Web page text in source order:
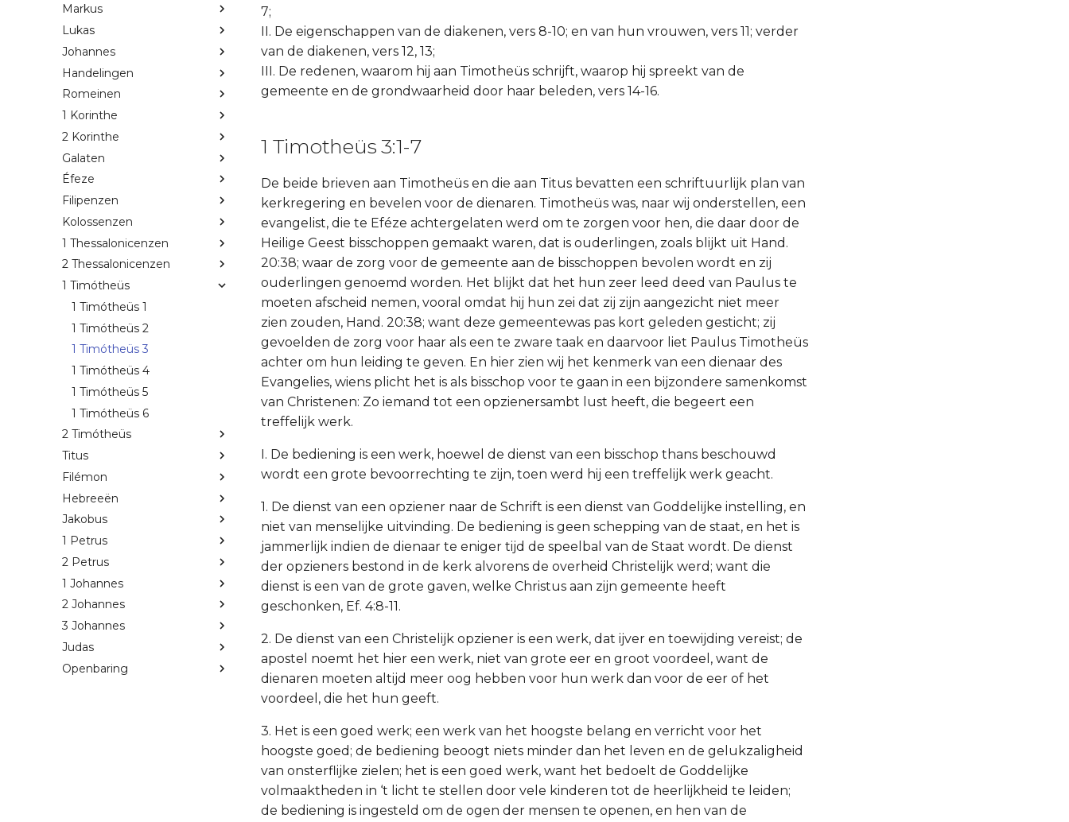
Markus
Lukas
Johannes
Handelingen
Romeinen
1 Korinthe
2 Korinthe
Galaten
Éfeze
Filipenzen
Kolossenzen
1 Thessalonicenzen
2 Thessalonicenzen
1 Timótheüs
1 Timótheüs 1
1 Timótheüs 2
1 Timótheüs 3
1 Timótheüs 4
1 Timótheüs 5
1 Timótheüs 6
2 Timótheüs
Titus
Filémon
Hebreeën
Jakobus
1 Petrus
2 Petrus
1 Johannes
2 Johannes
3 Johannes
Judas
Openbaring
7;
II. De eigenschappen van de diakenen, vers 8-10; en van hun vrouwen, vers 11; verder
van de diakenen, vers 12, 13;
III. De redenen, waarom hij aan Timotheüs schrijft, waarop hij spreekt van de
gemeente en de grondwaarheid door haar beleden, vers 14-16.
1 Timotheüs 3:1-7
De beide brieven aan Timotheüs en die aan Titus bevatten een schriftuurlijk plan van
kerkregering en bevelen voor de dienaren. Timotheüs was, naar wij onderstellen, een
evangelist, die te Eféze achtergelaten werd om te zorgen voor hen, die daar door de
Heilige Geest bisschoppen gemaakt waren, dat is ouderlingen, zoals blijkt uit Hand.
20:38; waar de zorg voor de gemeente aan de bisschoppen bevolen wordt en zij
ouderlingen genoemd worden. Het blijkt dat het hun zeer leed deed van Paulus te
moeten afscheid nemen, vooral omdat hij hun zei dat zij zijn aangezicht niet meer
zien zouden, Hand. 20:38; want deze gemeentewas pas kort geleden gesticht; zij
gevoelden de zorg voor haar als een te zware taak en daarvoor liet Paulus Timotheüs
achter om hun leiding te geven. En hier zien wij het kenmerk van een dienaar des
Evangelies, wiens plicht het is als bisschop voor te gaan in een bijzondere samenkomst
van Christenen: Zo iemand tot een opzienersambt lust heeft, die begeert een
treffelijk werk.
I. De bediening is een werk, hoewel de dienst van een bisschop thans beschouwd
wordt een grote bevoorrechting te zijn, toen werd hij een treffelijk werk geacht.
1. De dienst van een opziener naar de Schrift is een dienst van Goddelijke instelling, en
niet van menselijke uitvinding. De bediening is geen schepping van de staat, en het is
jammerlijk indien de dienaar te eniger tijd de speelbal van de Staat wordt. De dienst
der opzieners bestond in de kerk alvorens de overheid Christelijk werd; want die
dienst is een van de grote gaven, welke Christus aan zijn gemeente heeft
geschonken, Ef. 4:8-11.
2. De dienst van een Christelijk opziener is een werk, dat ijver en toewijding vereist; de
apostel noemt het hier een werk, niet van grote eer en groot voordeel, want de
dienaren moeten altijd meer oog hebben voor hun werk dan voor de eer of het
voordeel, die het hun geeft.
3. Het is een goed werk; een werk van het hoogste belang en verricht voor het
hoogste goed; de bediening beoogt niets minder dan het leven en de gelukzaligheid
van onsterflijke zielen; het is een goed werk, want het bedoelt de Goddelijke
volmaaktheden in ‘t licht te stellen door vele kinderen tot de heerlijkheid te leiden;
de bediening is ingesteld om de ogen der mensen te openen, en hen van de